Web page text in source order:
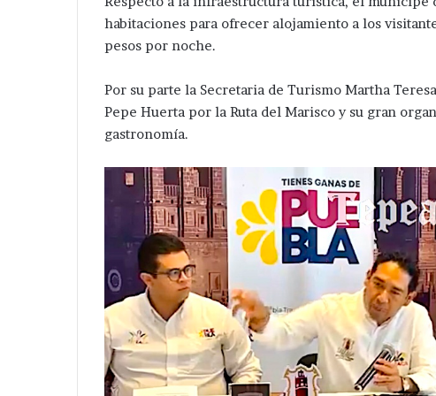
habitaciones para ofrecer alojamiento a los
pesos por noche.
Por su parte la Secretaria de Turismo Martha
Pepe Huerta por la Ruta del Marisco y su gran
gastronomía.
Desaparece otra mujer en
Avanza
investigación
de
ejecución
de
hermanos
cerca
Hace 10 horas
Avanza
de ejecución de